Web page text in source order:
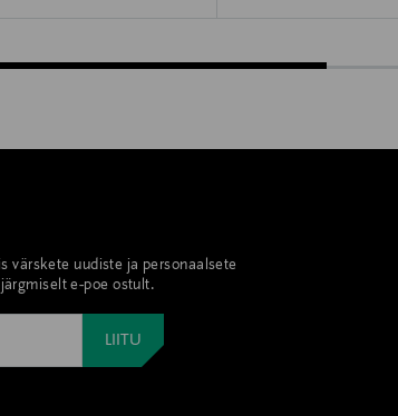
värskete uudiste ja personaalsete
e-poe ostult.